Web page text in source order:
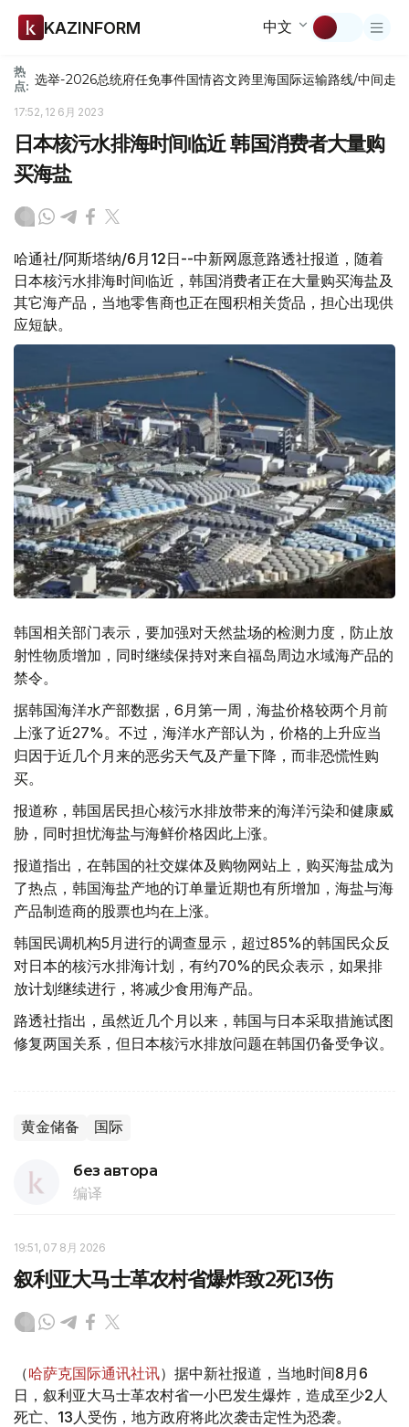
KAZINFORM 中文
热
点: 选举-2026总统府任免事件国情咨文跨里海国际运输路线/中间走廊
17:52, 12 6月 2023
日本核污水排海时间临近 韩国消费者大量购
买海盐
哈通社/阿斯塔纳/6月12日--中新网愿意路透社报道，随着
日本核污水排海时间临近，韩国消费者正在大量购买海盐及
其它海产品，当地零售商也正在囤积相关货品，担心出现供
应短缺。
韩国相关部门表示，要加强对天然盐场的检测力度，防止放
射性物质增加，同时继续保持对来自福岛周边水域海产品的
禁令。
据韩国海洋水产部数据，6月第一周，海盐价格较两个月前
上涨了近27%。不过，海洋水产部认为，价格的上升应当
归因于近几个月来的恶劣天气及产量下降，而非恐慌性购
买。
报道称，韩国居民担心核污水排放带来的海洋污染和健康威
胁，同时担忧海盐与海鲜价格因此上涨。
报道指出，在韩国的社交媒体及购物网站上，购买海盐成为
了热点，韩国海盐产地的订单量近期也有所增加，海盐与海
产品制造商的股票也均在上涨。
韩国民调机构5月进行的调查显示，超过85%的韩国民众反
对日本的核污水排海计划，有约70%的民众表示，如果排
放计划继续进行，将减少食用海产品。
路透社指出，虽然近几个月以来，韩国与日本采取措施试图
修复两国关系，但日本核污水排放问题在韩国仍备受争议。
黄金储备 国际
без автора
编译
19:51, 07 8月 2026
叙利亚大马士革农村省爆炸致2死13伤
（哈萨克国际通讯社讯）据中新社报道，当地时间8月6
日，叙利亚大马士革农村省一小巴发生爆炸，造成至少2人
死亡、13人受伤，地方政府将此次袭击定性为恐袭。